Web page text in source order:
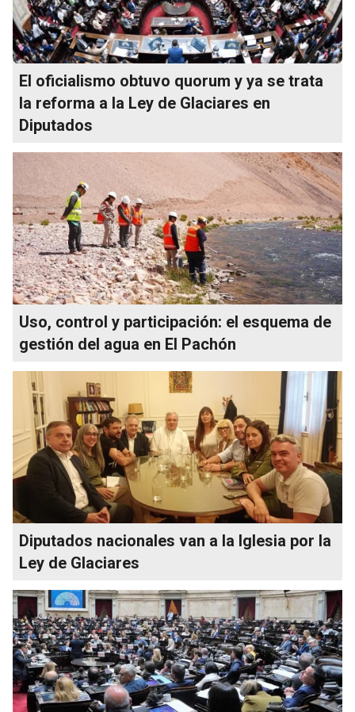
El oficialismo obtuvo quorum y ya se trata
la reforma a la Ley de Glaciares en
Diputados
Uso, control y participación: el esquema de
gestión del agua en El Pachón
Diputados nacionales van a la Iglesia por la
Ley de Glaciares